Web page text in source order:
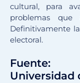
cultural, para
problemas que
Definitivamente
electoral.
Fuente:
Universidad